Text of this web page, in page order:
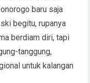
baru saja
begitu, rupanya
berdiam diri, tapi
tanggung,
untuk kalangan